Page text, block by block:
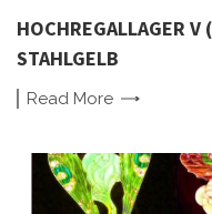
HOCHREGALLAGER
STAHLGELB
Read More